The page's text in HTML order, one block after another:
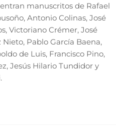
manuscritos de Rafael
Antonio Colinas, José
Victoriano Crémer, José
Pablo García Baena,
de Luis, Francisco Pino,
Jesús Hilario Tundidor y